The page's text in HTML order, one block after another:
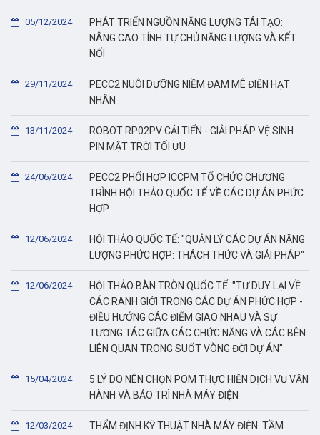
PHÁT TRIỂN NGUỒN NĂNG LƯỢNG TÁI TẠO:
NÂNG CAO TÍNH TỰ CHỦ NĂNG LƯỢNG VÀ KẾT
NỐI
05/12/2024
PECC2 NUÔI DƯỠNG NIỀM ĐAM MÊ ĐIỆN HẠT
NHÂN
29/11/2024
ROBOT RP02PV CẢI TIẾN - GIẢI PHÁP VỆ SINH
PIN MẶT TRỜI TỐI ƯU
13/11/2024
PECC2 PHỐI HỢP ICCPM TỔ CHỨC CHƯƠNG
TRÌNH HỘI THẢO QUỐC TẾ VỀ CÁC DỰ ÁN PHỨC
HỢP
24/06/2024
HỘI THẢO QUỐC TẾ: "QUẢN LÝ CÁC DỰ ÁN NĂNG
LƯỢNG PHỨC HỢP: THÁCH THỨC VÀ GIẢI PHÁP"
12/06/2024
HỘI THẢO BÀN TRÒN QUỐC TẾ: "TƯ DUY LẠI VỀ
CÁC RANH GIỚI TRONG CÁC DỰ ÁN PHỨC HỢP -
ĐIỀU HƯỚNG CÁC ĐIỂM GIAO NHAU VÀ SỰ
TƯƠNG TÁC GIỮA CÁC CHỨC NĂNG VÀ CÁC BÊN
LIÊN QUAN TRONG SUỐT VÒNG ĐỜI DỰ ÁN"
12/06/2024
5 LÝ DO NÊN CHỌN POM THỰC HIỆN DỊCH VỤ VẬN
HÀNH VÀ BẢO TRÌ NHÀ MÁY ĐIỆN
15/04/2024
THẨM ĐỊNH KỸ THUẬT NHÀ MÁY ĐIỆN: TẦM
12/03/2024